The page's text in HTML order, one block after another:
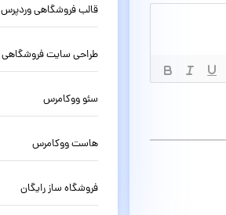
قالب فروشگاهی وردپرس
طراحی سایت فروشگاهی
سئو ووکامرس
هاست ووکامرس
فروشگاه ساز رایگان